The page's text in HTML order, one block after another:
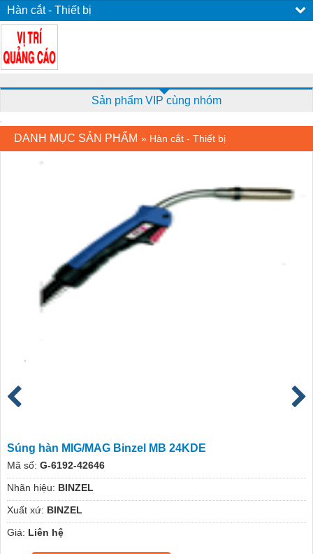
Hàn cắt - Thiết bị
Sản phẩm VIP cùng nhóm
DANH MỤC SẢN PHẨM » Hàn cắt - Thiết bị
Súng hàn MIG/MAG Binzel MB 24KDE
Mã số: G-6192-42646
Nhãn hiệu: BINZEL
Xuất xứ: BINZEL
Giá: Liên hệ